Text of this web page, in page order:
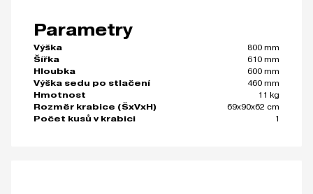
Parametry
Výška
800 mm
Šířka
610 mm
Hloubka
600 mm
Výška sedu po stlačení
460 mm
Hmotnost
11 kg
Rozměr krabice (ŠxVxH)
69x90x62 cm
Počet kusů v krabici
1